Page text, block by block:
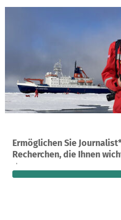
Ermöglichen Sie
Recherchen, die Ihnen
Ein Projekt in Berlin, Deutschland
45 79 %